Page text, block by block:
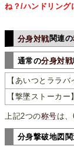
ね？/ハンドリング
分身対戦 関連の
通常の分身対戦
【あいつとララバ
【撃墜ストーカー】
上記2つの称号は
分身撃破地図